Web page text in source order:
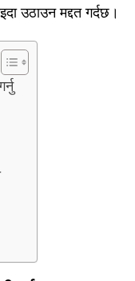
उठाउन मद्दत गर्दछ।